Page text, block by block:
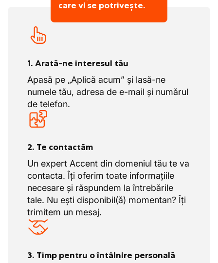
care vi se potrivește.
1. Arată-ne interesul tău
Apasă pe „Aplică acum” și lasă-ne
numele tău, adresa de e-mail și numărul
de telefon.
2. Te contactăm
Un expert Accent din domeniul tău te va
contacta. Îți oferim toate informațiile
necesare și răspundem la întrebările
tale. Nu ești disponibil(ă) momentan? Îți
trimitem un mesaj.
3. Timp pentru o întâlnire personală